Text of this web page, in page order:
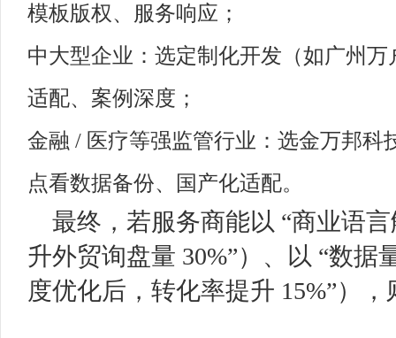
模板版权、服务响应；
中大型企业：选定制化开发（如广州
适配、案例深度；
金融 / 医疗等强监管行业：选金万邦
点看数据备份、国产化适配。
最终，若服务商能以 “商业语
升外贸询盘量 30%”）、以 “数据
度优化后，转化率提升 15%”）